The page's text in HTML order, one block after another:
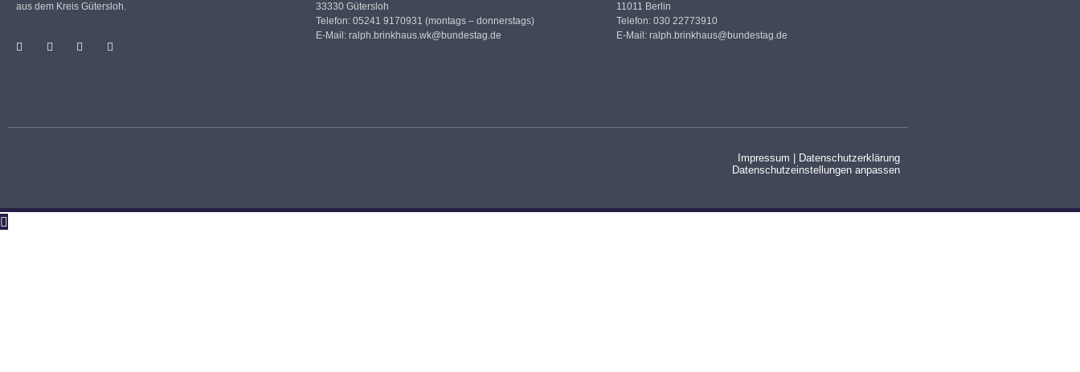
aus dem Kreis Gütersloh.
33330 Gütersloh
Telefon: 05241 9170931 (montags – donnerstags)
E-Mail:ralph.brinkhaus.wk@bundestag.de
11011 Berlin
Telefon: 030 22773910
E-Mail: ralph.brinkhaus@bundestag.de
Impressum | Datenschutzerklärung
Datenschutzeinstellungen anpassen